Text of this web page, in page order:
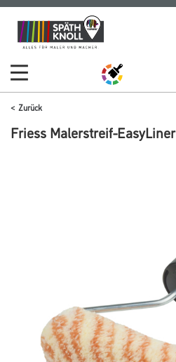
Zum
Inhalt
Zum
Navigationsmenü
Zurück
Friess Malerstreif-EasyLiner